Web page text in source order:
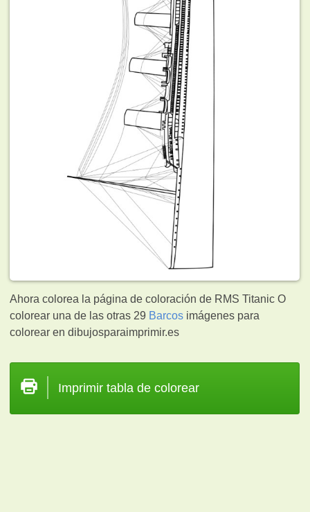
Ahora colorea la página de coloración de RMS Titanic O
colorear una de las otras 29 Barcos imágenes para
colorear en dibujosparaimprimir.es
Imprimir tabla de colorear